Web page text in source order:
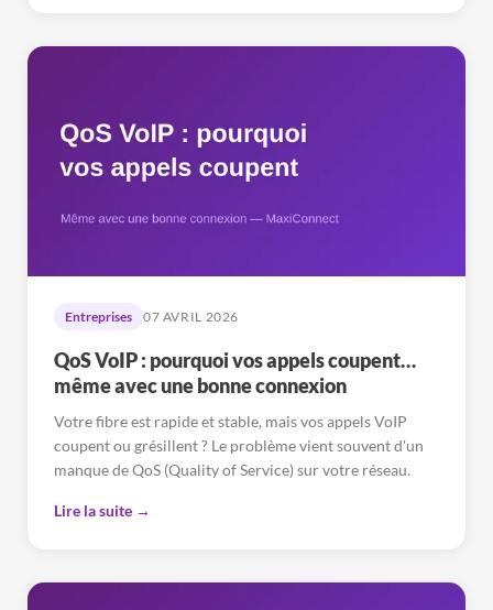
Entreprises 07 AVRIL 2026
QoS VoIP : pourquoi vos appels coupent…
même avec une bonne connexion
Votre fibre est rapide et stable, mais vos appels VoIP
coupent ou grésillent ? Le problème vient souvent d'un
manque de QoS (Quality of Service) sur votre réseau.
Lire la suite →